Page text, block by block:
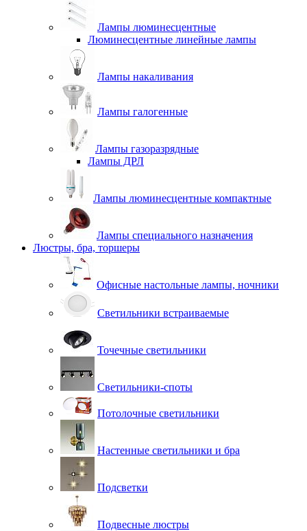
Лампы люминесцентные
Люминесцентные линейные лампы
Лампы накаливания
Лампы галогенные
Лампы газоразрядные
Лампы ДРЛ
Лампы люминесцентные компактные
Лампы специального назначения
Люстры, бра, торшеры
Офисные настольные лампы, ночники
Светильники встраиваемые
Точечные светильники
Светильники-споты
Потолочные светильники
Настенные светильники и бра
Подсветки
Подвесные люстры